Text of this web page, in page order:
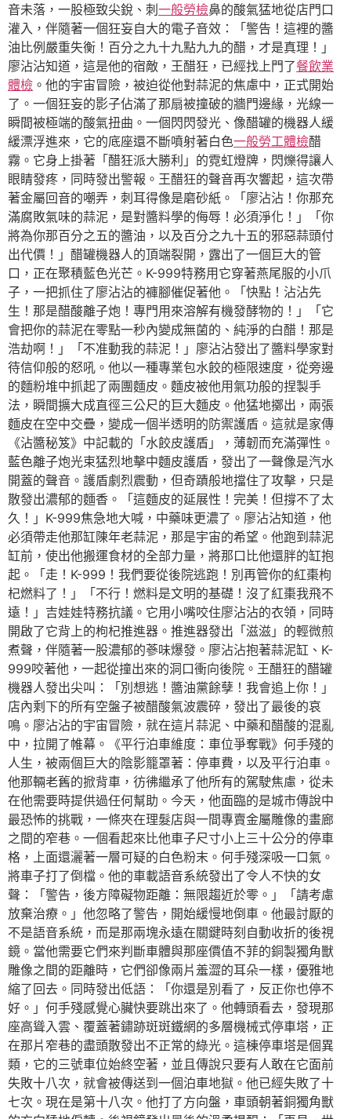
音未落，一股極致尖銳、刺 一般勞檢鼻的酸氣猛地從店門口
灌入，伴隨著一個狂妄自大的電子音效：「警告！這裡的醬
油比例嚴重失衡！百分之九十九點九九的醋，才是真理！」
廖沾沾知道，這是他的宿敵，王醋狂，已經找上門了餐飲業
體檢 。他的宇宙冒險，被迫從他對蒜泥的焦慮中，正式開始
了。一個狂妄的影子佔滿了那扇被撞破的牆門邊緣，光線一
瞬間被極端的酸氣扭曲。一個閃閃發光、像醋罐的機器人緩
緩漂浮進來，它的底座還不斷噴射著白色一般勞工體檢醋
霧。它身上掛著「醋狂派大勝利」的霓虹燈牌，閃爍得讓人
眼睛發疼，同時發出警報。王醋狂的聲音再次響起，這次帶
著金屬回音的嘲弄，刺耳得像是磨砂紙。「廖沾沾！你那充
滿腐敗氣味的蒜泥，是對醬料學的侮辱！必須淨化！」「你
將為你那百分之五的醬油，以及百分之九十五的邪惡蒜頭付
出代價！」醋罐機器人的頂端裂開，露出了一個巨大的管
口，正在聚積藍色光芒。K-999特務用它穿著燕尾服的小爪
子，一把抓住了廖沾沾的褲腳催促著他。「快點！沾沾先
生！那是醋酸離子炮！專門用來溶解有機發酵物的！」「它
會把你的蒜泥在零點一秒內變成無菌的、純淨的白醋！那是
浩劫啊！」「不准動我的蒜泥！」廖沾沾發出了醬料學家對
待信仰般的怒吼。他以一種專業包水餃的極限速度，從旁邊
的麵粉堆中抓起了兩團麵皮。麵皮被他用氣功般的捏製手
法，瞬間擴大成直徑三公尺的巨大麵皮。他猛地擲出，兩張
麵皮在空中交疊，變成一個半透明的防禦護盾。這就是家傳
《沾醬秘笈》中記載的「水餃皮護盾」，薄韌而充滿彈性。
藍色離子炮光束猛烈地擊中麵皮護盾，發出了一聲像是汽水
開蓋的聲音。護盾劇烈震動，但奇蹟般地擋住了攻擊，只是
散發出濃郁的麵香。「這麵皮的延展性！完美！但撐不了太
久！」K-999焦急地大喊，中藥味更濃了。廖沾沾知道，他
必須帶走他那缸陳年老蒜泥，那是宇宙的希望。他跑到蒜泥
缸前，使出他搬運食材的全部力量，將那口比他還胖的缸抱
起。「走！K-999！我們要從後院逃跑！別再管你的紅棗枸
杞燃料了！」「不行！燃料是文明的基礎！沒了紅棗我飛不
遠！」吉娃娃特務抗議。它用小嘴咬住廖沾沾的衣領，同時
開啟了它背上的枸杞推進器。推進器發出「滋滋」的輕微煎
煮聲，伴隨著一股濃郁的蔘味爆發。廖沾沾抱著蒜泥缸、K-
999咬著他，一起從撞出來的洞口衝向後院。王醋狂的醋罐
機器人發出尖叫：「別想逃！醬油黨餘孽！我會追上你！」
店內剩下的所有空盤子被醋酸氣波震碎，發出了最後的哀
鳴。廖沾沾的宇宙冒險，就在這片蒜泥、中藥和醋酸的混亂
中，拉開了帷幕。《平行泊車維度：車位爭奪戰》何手殘的
人生，被兩個巨大的陰影籠罩著：停車費，以及平行泊車。
他那輛老舊的掀背車，彷彿繼承了他所有的駕駛焦慮，從未
在他需要時提供過任何幫助。今天，他面臨的是城市傳說中
最恐怖的挑戰，一條夾在理髮店與一間專賣金屬雕像的畫廊
之間的窄巷。一個看起來比他車子尺寸小上三十公分的停車
格，上面還灑著一層可疑的白色粉末。何手殘深吸一口氣。
將車子打了倒檔。他的車載語音系統發出了令人不快的女
聲：「警告，後方障礙物距離：無限趨近於零。」「請考慮
放棄治療。」他忽略了警告，開始緩慢地倒車。他最討厭的
不是語音系統，而是那兩塊永遠在關鍵時刻自動收折的後視
鏡。當他需要它們來判斷車體與那座價值不菲的銅製獨角獸
雕像之間的距離時，它們卻像兩片羞澀的耳朵一樣，優雅地
縮了回去。同時發出低語：「你還是別看了，反正你也停不
好。」何手殘感覺心臟快要跳出來了。他轉頭看去，發現那
座高聳入雲、覆蓋著鏽跡斑斑鐵網的多層機械式停車塔，正
在那片窄巷的盡頭散發出不正常的綠光。這棟停車塔是個異
類，它的三號車位始終空著，並且傳說只要有人敢在它面前
失敗十八次，就會被傳送到一個泊車地獄。他已經失敗了十
七次。現在是第十八次。他打了方向盤，車頭朝著銅獨角獸